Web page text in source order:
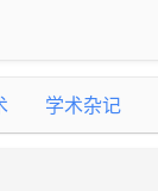
学术杂记